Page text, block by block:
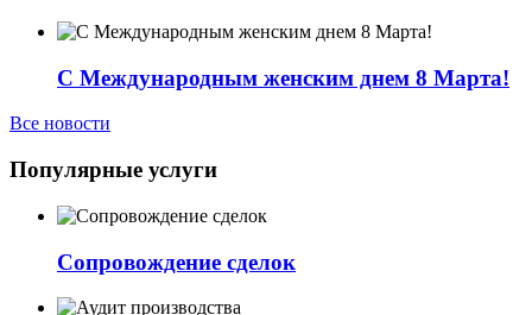
С Международным женским днем 8 Марта!
Все новости
Популярные услуги
Сопровождение сделок